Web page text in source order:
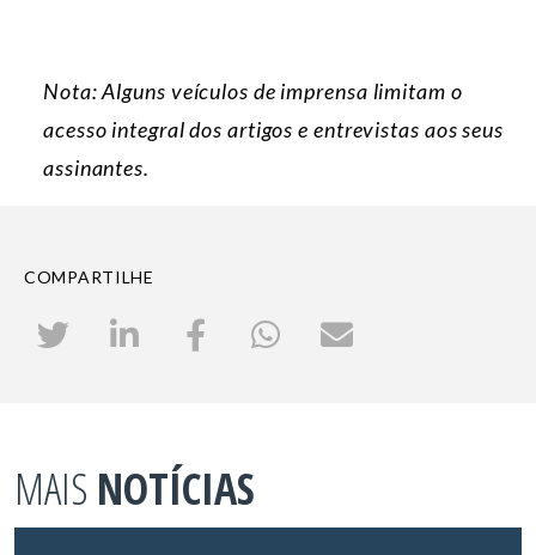
Nota: Alguns veículos de imprensa limitam o
acesso integral dos artigos e entrevistas aos seus
assinantes.
COMPARTILHE
MAIS NOTÍCIAS